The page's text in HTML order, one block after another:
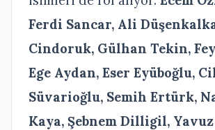
Ferdi Sancar, Ali
Cindoruk, Gülhan Tekin,
Ege Aydan, Eser Eyüboğlu,
Süvarioğlu, Semih Ertürk,
Kaya, Şebnem Dilligil,